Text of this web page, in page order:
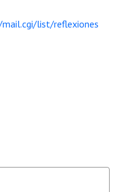
list/reflexiones